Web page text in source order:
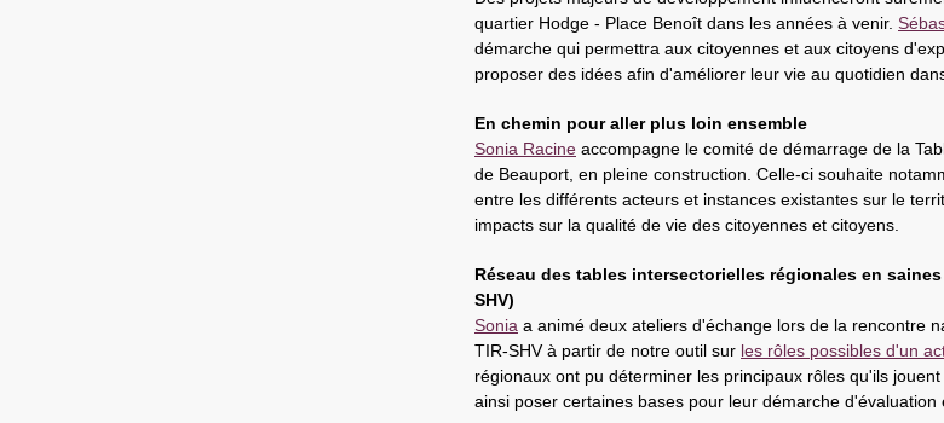
quartier Hodge - Place Benoît dans les années à venir.
démarche qui permettra aux citoyennes et aux citoyens
proposer des idées afin d'améliorer leur vie au quotidien
En chemin pour aller plus loin ensemble
Sonia Racine accompagne le comité de démarrage de la
de Beauport, en pleine construction. Celle-ci souhaite
entre les différents acteurs et instances existantes sur le
impacts sur la qualité de vie des citoyennes et citoyens.
Réseau des tables intersectorielles régionales en
SHV)
Sonia a animé deux ateliers d'échange lors de la rencontre
TIR-SHV à partir de notre outil sur les rôles possibles d'un
régionaux ont pu déterminer les principaux rôles qu'ils
ainsi poser certaines bases pour leur démarche d'évaluation